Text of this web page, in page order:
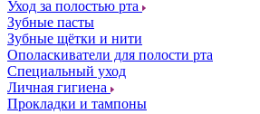
Уход за полостью рта
Зубные пасты
Зубные щётки и нити
Ополаскиватели для полости рта
Специальный уход
Личная гигиена
Прокладки и тампоны